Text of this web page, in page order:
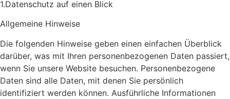
1.Datenschutz auf einen Blick
Allgemeine Hinweise
Die folgenden Hinweise geben einen einfachen Überblick
darüber, was mit Ihren personenbezogenen Daten passiert,
wenn Sie unsere Website besuchen. Personenbezogene
Daten sind alle Daten, mit denen Sie persönlich
identifiziert werden können. Ausführliche Informationen